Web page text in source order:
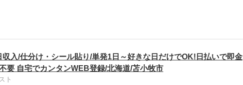
収入/仕分け・シール貼り/単発1日～好きな日だけでOK!日払いで即金
要 自宅でカンタンWEB登録/北海道/苫小牧市
ト